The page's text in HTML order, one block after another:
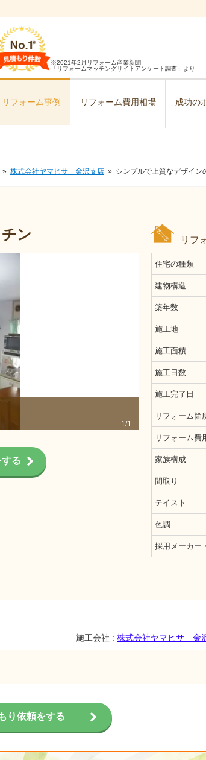
※2021年2月リフォーム産業新聞
「リフォームマッチングサイトアンケート調査」より
リフォーム事例 リフォーム費用相場 成功の
株式会社ヤマヒサ 金沢支店 シンプルで上質なデザイン
ン リフ
1/1
システムキッ
る
住宅の種類
建物構造
築年数
施工地
施工面積
施工日数
施工完了日
リフォーム箇
リフォーム費
家族構成
間取り
テイスト
色調
採用メーカー
施工会社 : 株式会社ヤマヒサ 金
り依頼をする